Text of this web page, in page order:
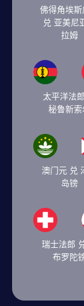
佛得角埃斯
兑 亚美尼
拉姆
太平洋法
秘鲁新索
澳门元 兑
岛镑
瑞士法郎
布罗陀